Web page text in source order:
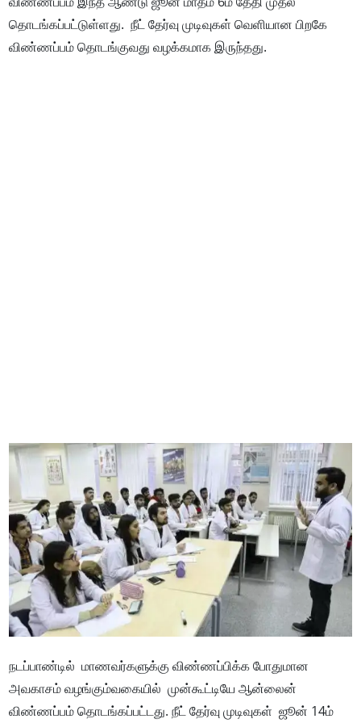
தொடங்கப்பட்டுள்ளது. நீட் தேர்வு முடிவுகள் வெளியான பிறகே
விண்ணப்பம் தொடங்குவது வழக்கமாக இருந்தது.
நடப்பாண்டில் மாணவர்களுக்கு விண்ணப்பிக்க போதுமான
அவகாசம் வழங்கும்வகையில் முன்கூட்டியே ஆன்லைன்
விண்ணப்பம் தொடங்கப்பட்டது. நீட் தேர்வு முடிவுகள் ஜூன் 14ம்